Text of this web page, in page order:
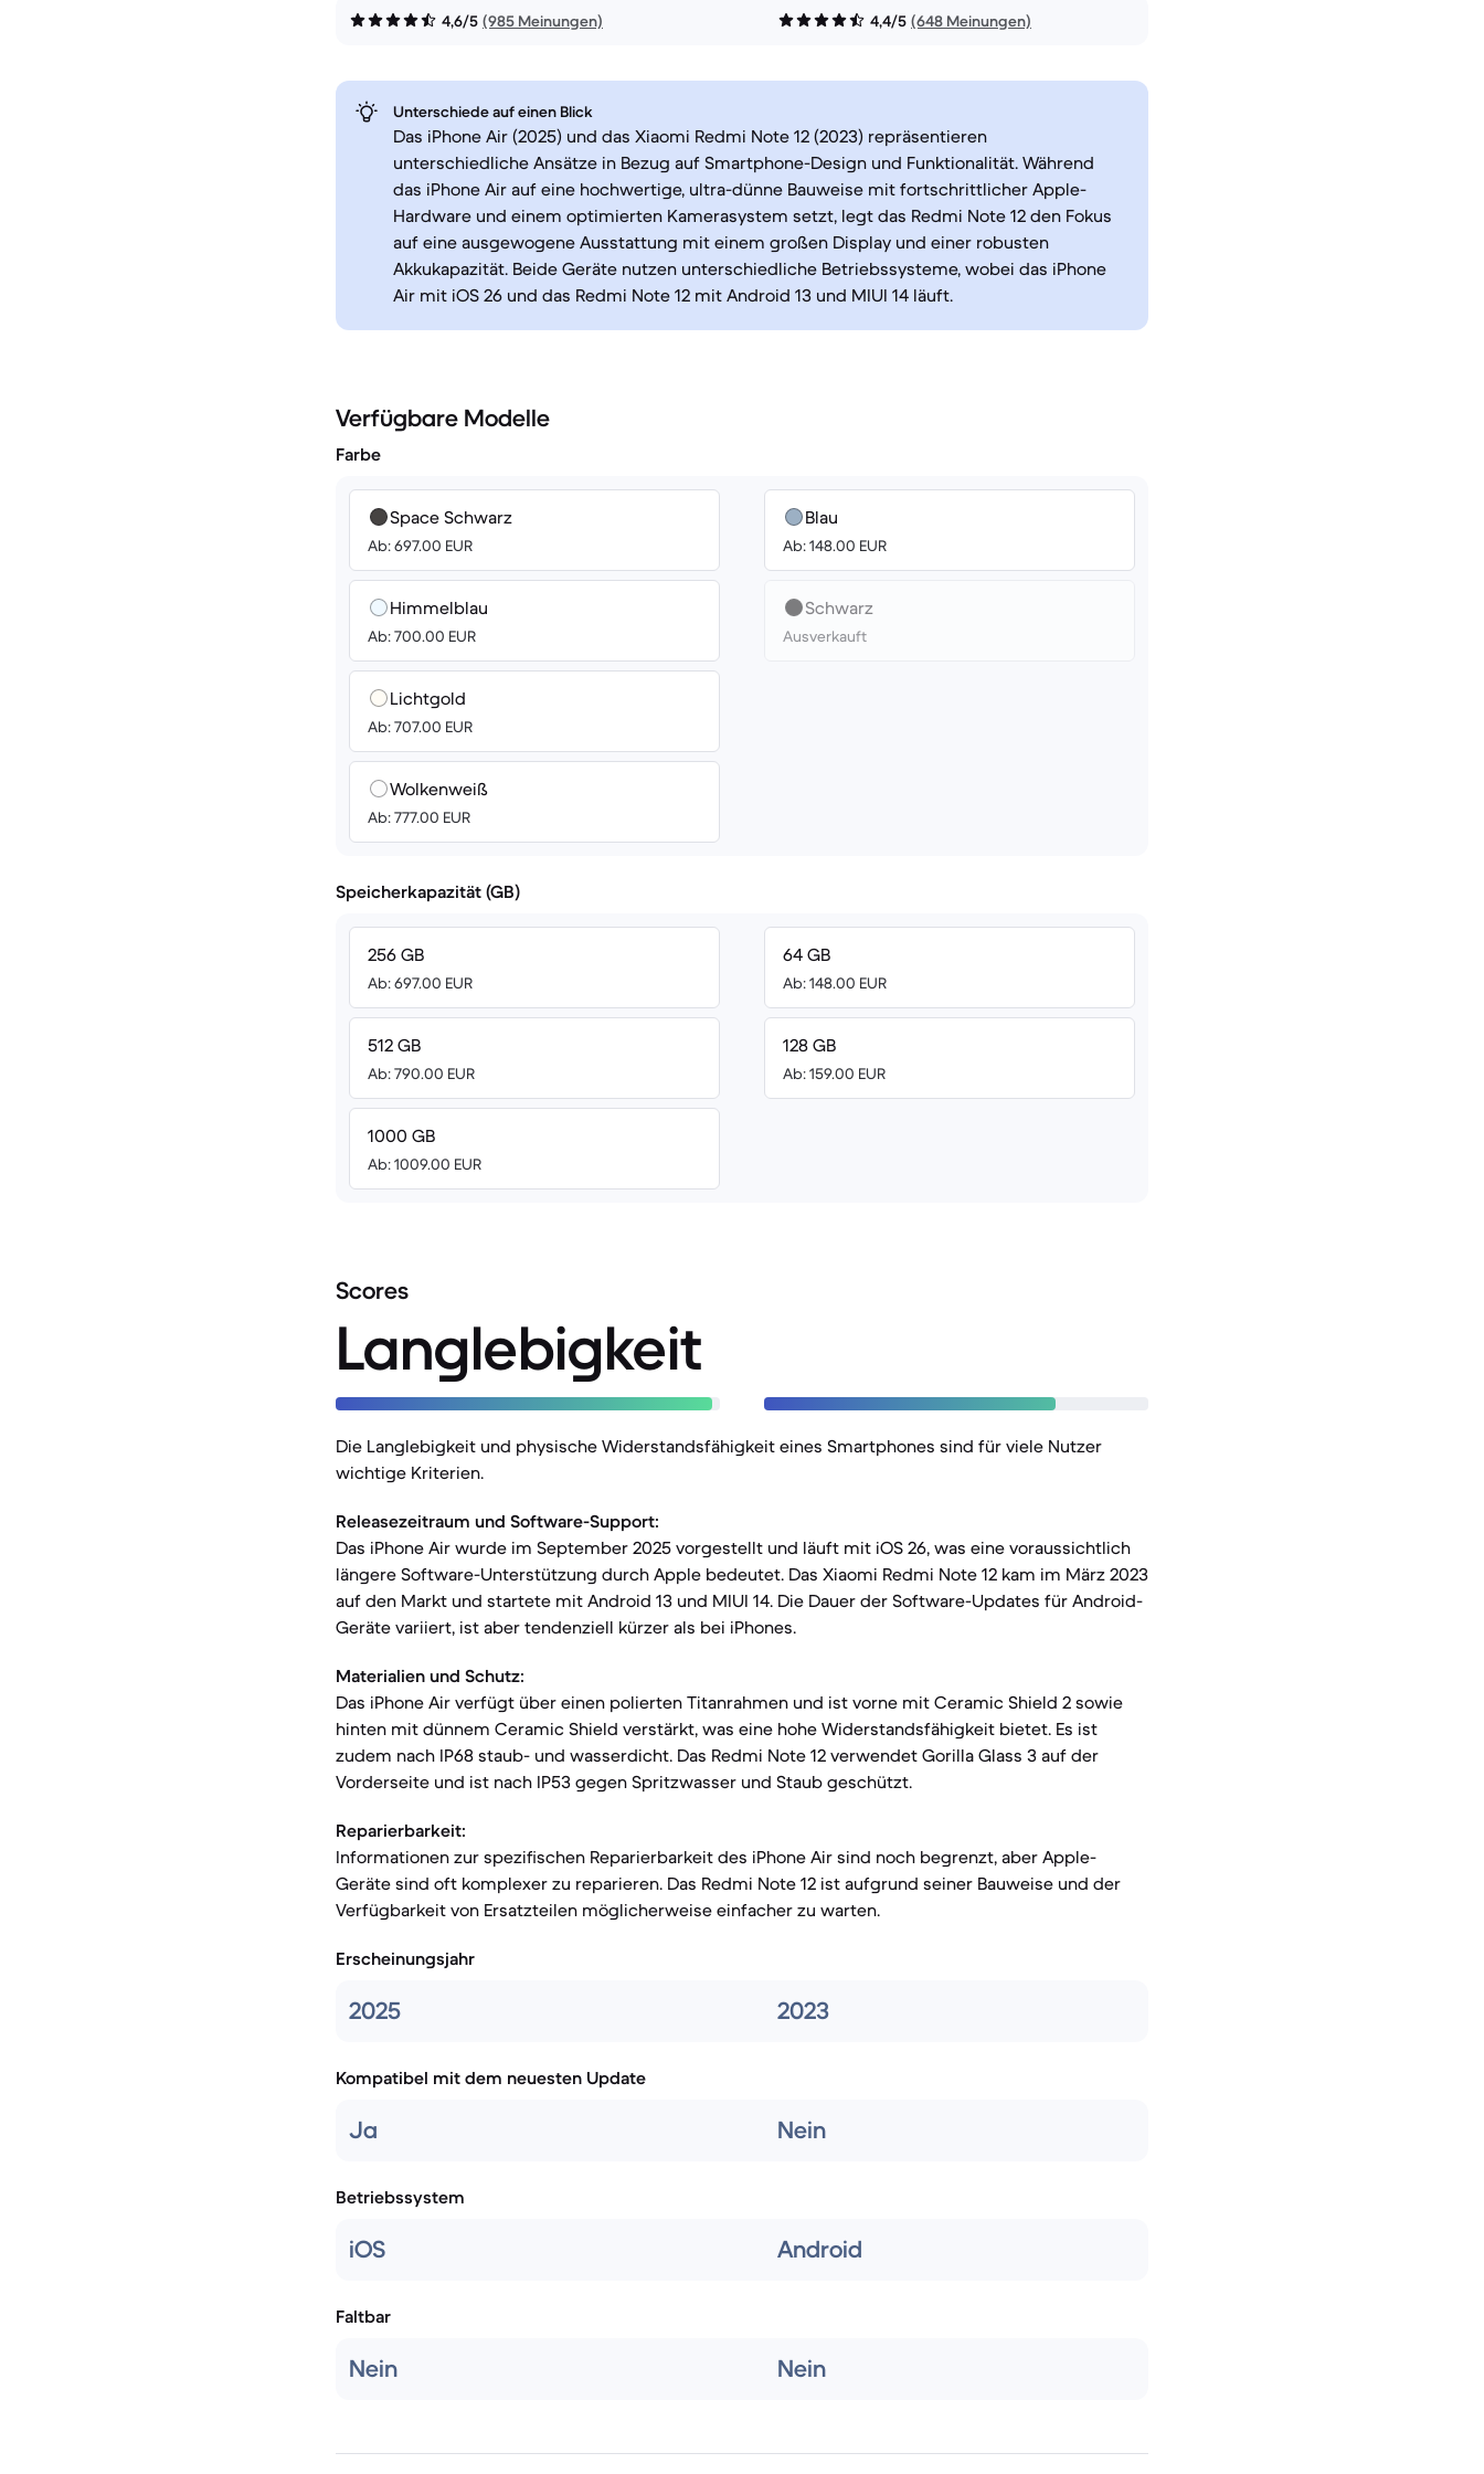
4,6/5 (985 Meinungen) 4,4/5 (648 Meinungen)
Unterschiede auf einen Blick
Das iPhone Air (2025) und das Xiaomi Redmi Note 12 (2023) repräsentieren
unterschiedliche Ansätze in Bezug auf Smartphone-Design und Funktionalität. Während
das iPhone Air auf eine hochwertige, ultra-dünne Bauweise mit fortschrittlicher Apple-
Hardware und einem optimierten Kamerasystem setzt, legt das Redmi Note 12 den Fokus
auf eine ausgewogene Ausstattung mit einem großen Display und einer robusten
Akkukapazität. Beide Geräte nutzen unterschiedliche Betriebssysteme, wobei das iPhone
Air mit iOS 26 und das Redmi Note 12 mit Android 13 und MIUI 14 läuft.
Verfügbare Modelle
Farbe
Space Schwarz
Ab: 697.00 EUR
Himmelblau
Ab: 700.00 EUR
Lichtgold
Ab: 707.00 EUR
Wolkenweiß
Ab: 777.00 EUR
Blau
Ab: 148.00 EUR
Schwarz
Ausverkauft
Speicherkapazität (GB)
256 GB
Ab: 697.00 EUR
512 GB
Ab: 790.00 EUR
1000 GB
Ab: 1009.00 EUR
64 GB
Ab: 148.00 EUR
128 GB
Ab: 159.00 EUR
Scores
Langlebigkeit
Die Langlebigkeit und physische Widerstandsfähigkeit eines Smartphones sind für viele Nutzer
wichtige Kriterien.
Releasezeitraum und Software-Support:
Das iPhone Air wurde im September 2025 vorgestellt und läuft mit iOS 26, was eine voraussichtlich
längere Software-Unterstützung durch Apple bedeutet. Das Xiaomi Redmi Note 12 kam im März 2023
auf den Markt und startete mit Android 13 und MIUI 14. Die Dauer der Software-Updates für Android-
Geräte variiert, ist aber tendenziell kürzer als bei iPhones.
Materialien und Schutz:
Das iPhone Air verfügt über einen polierten Titanrahmen und ist vorne mit Ceramic Shield 2 sowie
hinten mit dünnem Ceramic Shield verstärkt, was eine hohe Widerstandsfähigkeit bietet. Es ist
zudem nach IP68 staub- und wasserdicht. Das Redmi Note 12 verwendet Gorilla Glass 3 auf der
Vorderseite und ist nach IP53 gegen Spritzwasser und Staub geschützt.
Reparierbarkeit:
Informationen zur spezifischen Reparierbarkeit des iPhone Air sind noch begrenzt, aber Apple-
Geräte sind oft komplexer zu reparieren. Das Redmi Note 12 ist aufgrund seiner Bauweise und der
Verfügbarkeit von Ersatzteilen möglicherweise einfacher zu warten.
Erscheinungsjahr
2025 2023
Kompatibel mit dem neuesten Update
Ja Nein
Betriebssystem
iOS Android
Faltbar
Nein Nein